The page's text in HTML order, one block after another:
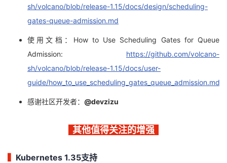
sh/volcano/blob/release-1.15/docs/design/scheduling-
gates-queue-admission.md
使用文档：How to Use Scheduling Gates for Queue
Admission: https://github.com/volcano-
sh/volcano/blob/release-1.15/docs/user-
guide/how_to_use_scheduling_gates_queue_admission.md
感谢社区开发者： @devzizu
其他值得关注的增强
Kubernetes 1.35支持